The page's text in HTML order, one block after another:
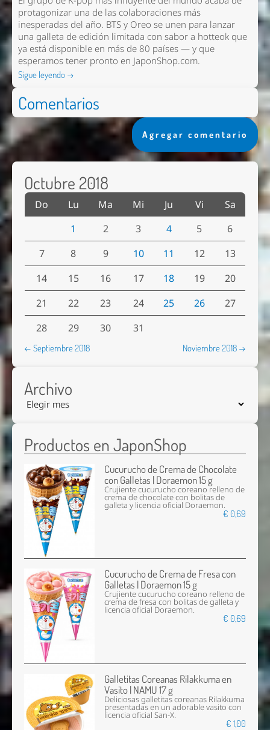
protagonizar una de las colaboraciones más
inesperadas del año. BTS y Oreo se unen para lanzar
una galleta de edición limitada con sabor a hotteok que
ya está disponible en más de 80 países — y que
esperamos tener pronto en JaponShop.com.
Sigue leyendo →
Comentarios
Agregar comentario
Octubre 2018
Do Lu Ma Mi Ju Vi
Sa
1
2 3 4 5
6
7
8 9 10 11 12
13
14
15 16 17 18 19
20
21
22 23 24 25 26
27
28
29 30 31
← Septiembre 2018 Noviembre 2018 →
Archivo
Productos en JaponShop
Cucurucho de Crema de Chocolate
con Galletas | Doraemon 15 g
Crujiente cucurucho coreano relleno de
crema de chocolate con bolitas de
galleta y licencia oficial Doraemon.
€ 0,69
Cucurucho de Crema de Fresa con
Galletas | Doraemon 15 g
Crujiente cucurucho coreano relleno de
crema de fresa con bolitas de galleta y
licencia oficial Doraemon.
€ 0,69
Galletitas Coreanas Rilakkuma en
Vasito | NAMU 17 g
Deliciosas galletitas coreanas Rilakkuma
presentadas en un adorable vasito con
licencia oficial San-X.
€ 1,00